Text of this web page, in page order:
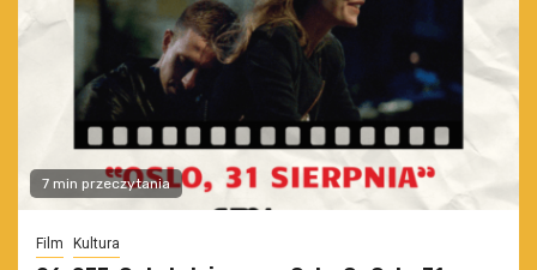
7 min przeczytania
Film Kultura